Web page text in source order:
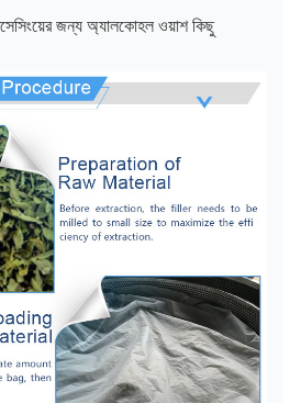
জন্য অ্যালকোহল ওয়াশ কিছু